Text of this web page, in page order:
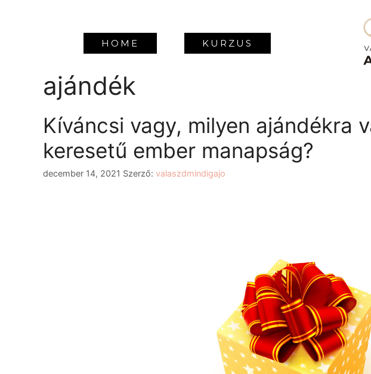
HOME KURZUS
ajándék
Kíváncsi vagy, milyen ajándékra
keresetű ember manapság?
december 14, 2021 Szerző: valaszdmindigajo